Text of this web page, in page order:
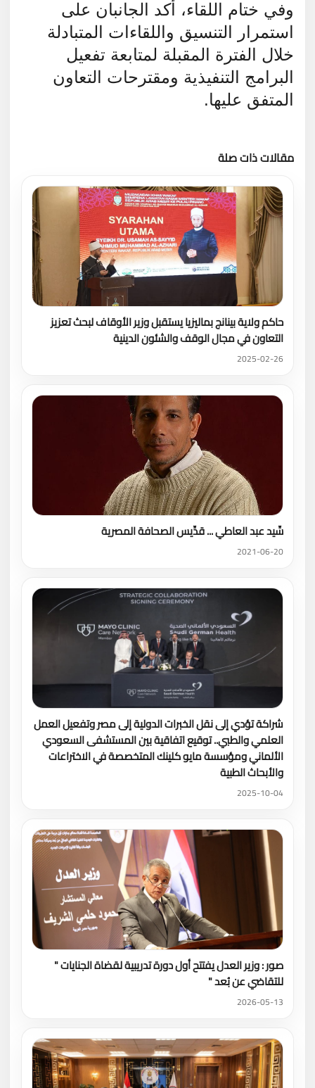
وفي ختام اللقاء، أكد الجانبان على
استمرار التنسيق واللقاءات المتبادلة
خلال الفترة المقبلة لمتابعة تفعيل
البرامج التنفيذية ومقترحات التعاون
المتفق عليها.
مقالات ذات صلة
حاكم ولاية بينانج بماليزيا يستقبل وزير الأوقاف لبحث تعزيز
التعاون في مجال الوقف والشئون الدينية
2025-02-26
سِّيد عبد العاطي ... قدِّيس الصحافة المصرية
2021-06-20
شراكة تؤدي إلى نقل الخبرات الدولية إلى مصر وتفعيل العمل
العلمي والطبي.. توقيع اتفاقية بين المستشفى السعودي
الألماني ومؤسسة مايو كلينك المتخصصة في الاختراعات
والأبحاث الطبية
2025-10-04
صور : وزير العدل يفتتح أول دورة تدريبية لقضاة الجنايات "
للتقاضي عن بُعد "
2026-05-13